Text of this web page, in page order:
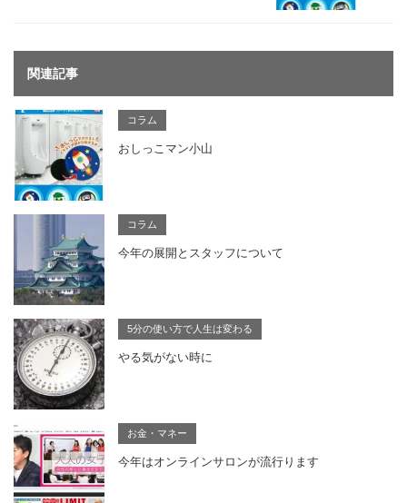
関連記事
コラム
おしっこマン小山
コラム
今年の展開とスタッフについて
5分の使い方で人生は変わる
やる気がない時に
お金・マネー
今年はオンラインサロンが流行ります